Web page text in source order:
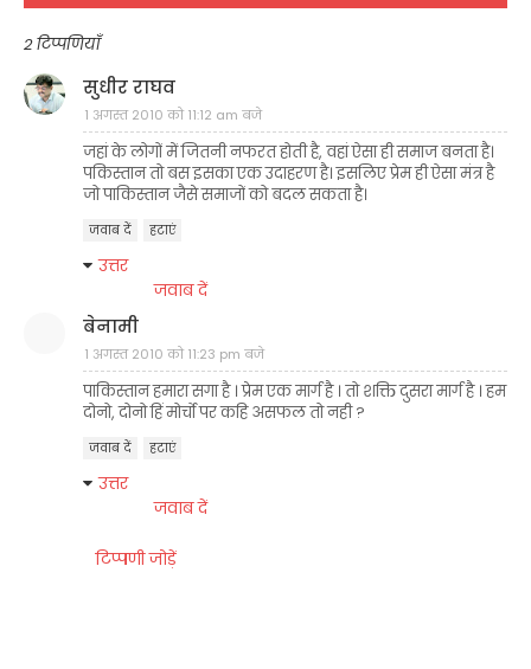
2 टिप्पणियाँ
सुधीर राघव
1 अगस्त 2010 को 11:12 am बजे
जहां के लोगों में जितनी नफरत होती है, वहां ऐसा ही समाज बनता है।
पकिस्तान तो बस इसका एक उदाहरण है। इसलिए प्रेम ही ऐसा मंत्र है
जो पाकिस्तान जैसे समाजों को बदल सकता है।
जवाब दें हटाएं
उत्तर
जवाब दें
बेनामी
1 अगस्त 2010 को 11:23 pm बजे
पाकिस्तान हमारा सगा है । प्रेम एक मार्ग है । तो शक्ति दुसरा मार्ग है । हम
दोनो, दोनो हिं मोर्चो पर कहि असफल तो नही ?
जवाब दें हटाएं
उत्तर
जवाब दें
टिप्पणी जोड़ें